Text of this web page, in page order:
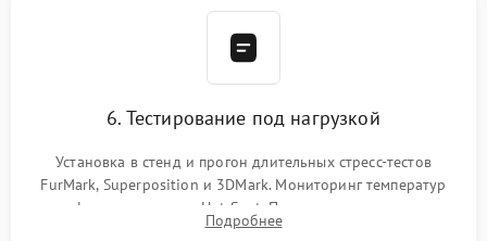
6. Тестирование под нагрузкой
Установка в стенд и прогон длительных стресс-тестов
FurMark, Superposition и 3DMark. Мониторинг температур
графического чипа и Hot Spot. Проверка на отсутствие
артефактов изображения, вылетов драйвера и зависаний.
Подробнее